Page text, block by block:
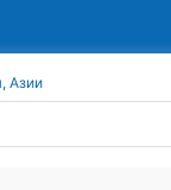
Азии